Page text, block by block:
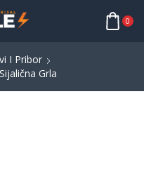
0
I Pribor
Sijalična Grla